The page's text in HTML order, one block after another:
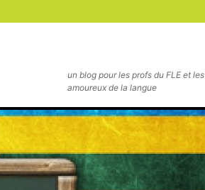
un blog pour les profs du FLE et les
amoureux de la langue